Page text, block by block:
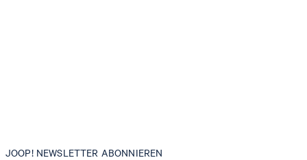
JOOP! NEWSLETTER ABONNIEREN